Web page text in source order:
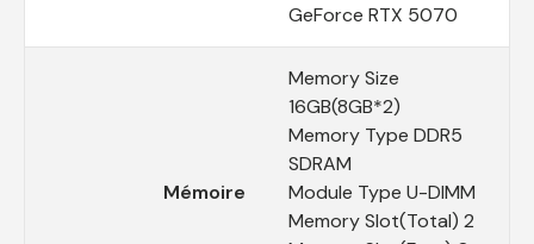
GeForce RTX 5070
Mémoire
Memory Size
16GB(8GB*2)
Memory Type DDR5
SDRAM
Module Type U-DIMM
Memory Slot(Total) 2